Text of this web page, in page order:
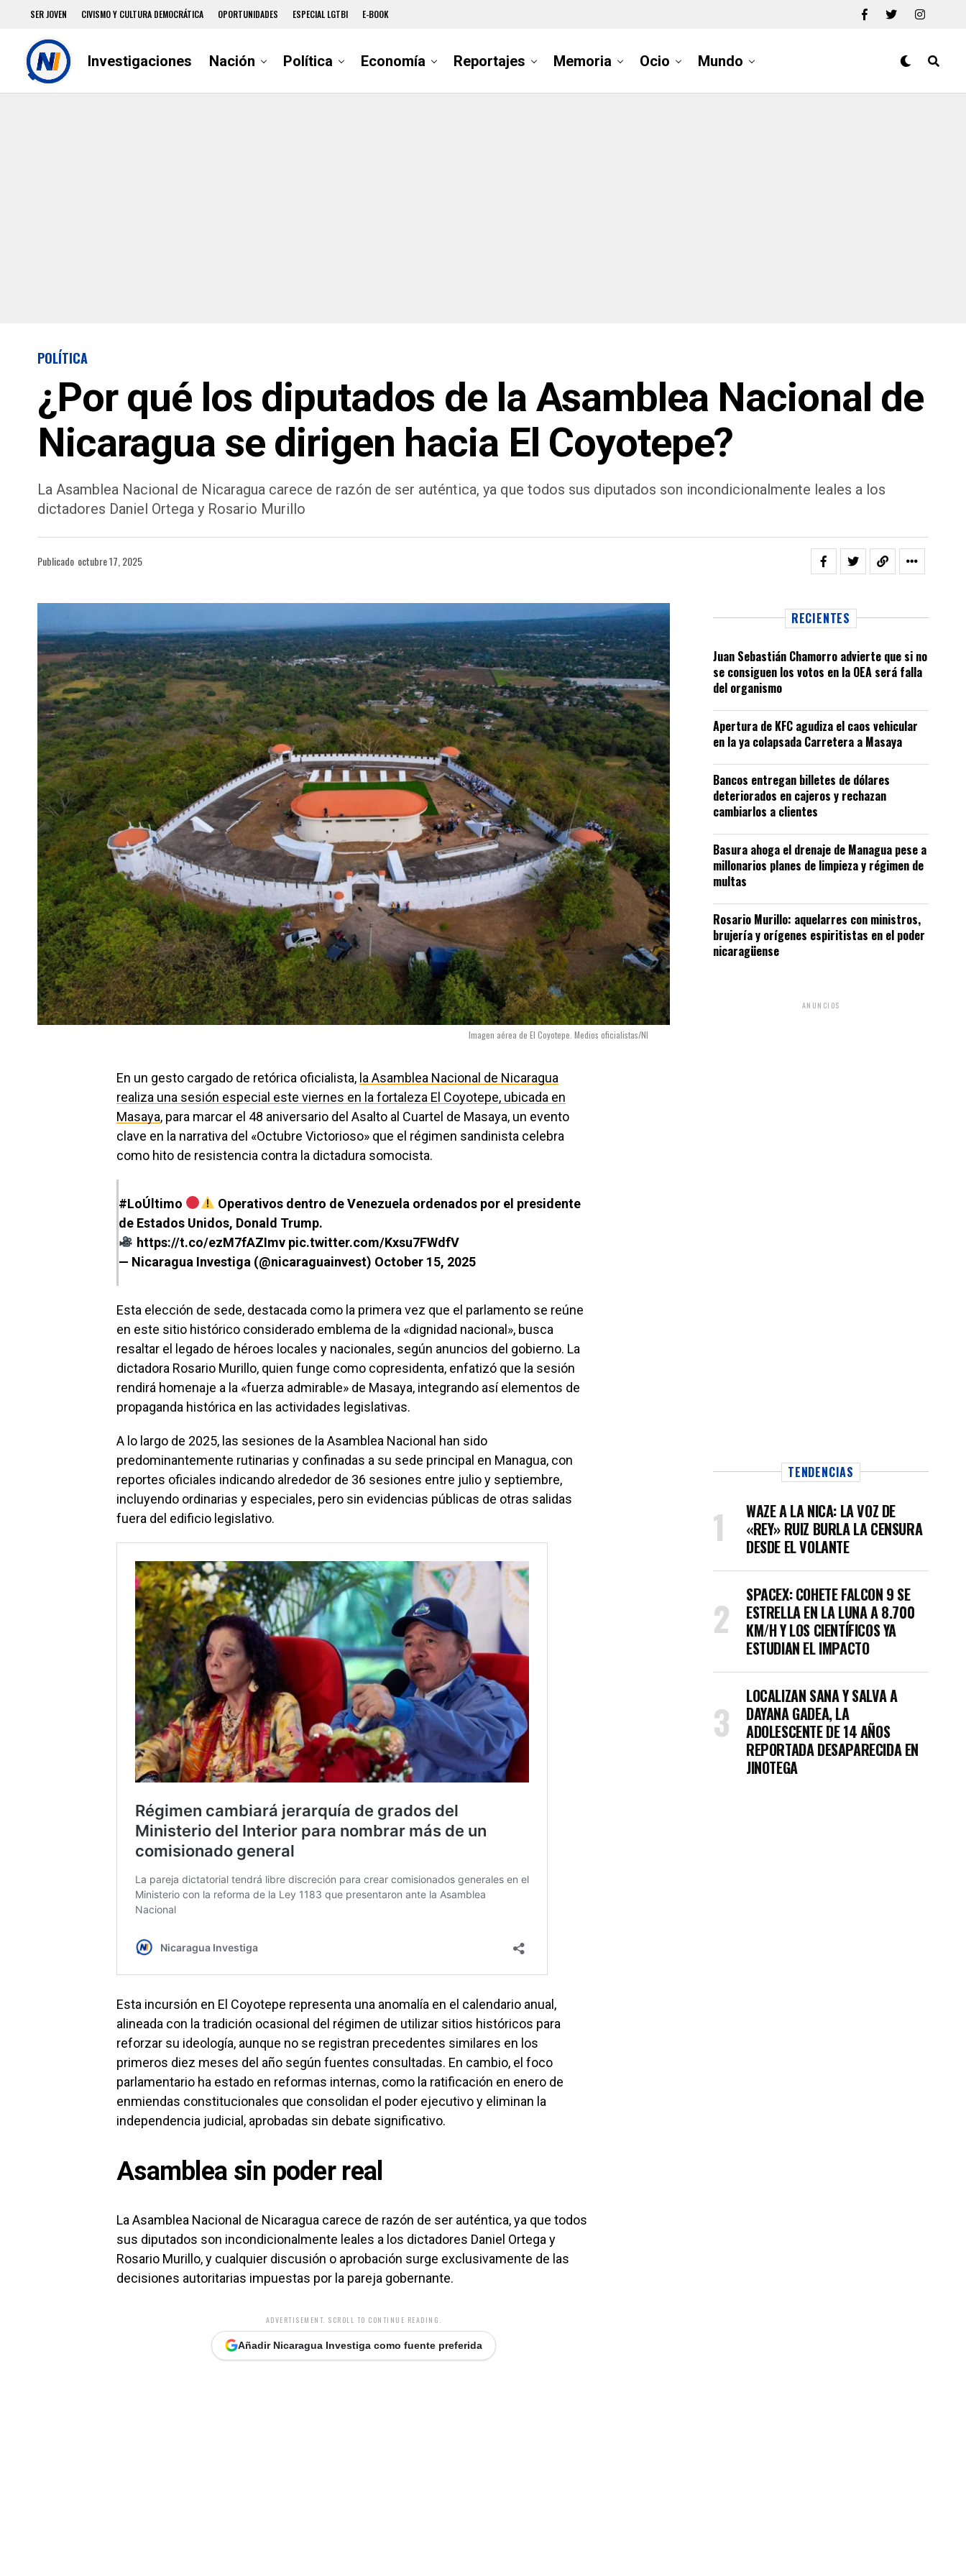
SER JOVEN CIVISMO Y CULTURA DEMOCRÁTICA OPORTUNIDADES ESPECIAL LGTBI E-BOOK
Investigaciones Nación Política Economía Reportajes Memoria Ocio Mundo
POLÍTICA
¿Por qué los diputados de la Asamblea Nacional de
Nicaragua se dirigen hacia El Coyotepe?
La Asamblea Nacional de Nicaragua carece de razón de ser auténtica, ya que todos sus diputados son incondicionalmente leales a los
dictadores Daniel Ortega y Rosario Murillo
Publicado octubre 17, 2025
Imagen aérea de El Coyotepe. Medios oficialistas/NI
En un gesto cargado de retórica oficialista, la Asamblea Nacional de Nicaragua
realiza una sesión especial este viernes en la fortaleza El Coyotepe, ubicada en
Masaya, para marcar el 48 aniversario del Asalto al Cuartel de Masaya, un evento
clave en la narrativa del «Octubre Victorioso» que el régimen sandinista celebra
como hito de resistencia contra la dictadura somocista.
#LoÚltimo
Operativos dentro de Venezuela ordenados por el presidente
de Estados Unidos, Donald Trump.
https://t.co/ezM7fAZImv pic.twitter.com/Kxsu7FWdfV
— Nicaragua Investiga (@nicaraguainvest) October 15, 2025
Esta elección de sede, destacada como la primera vez que el parlamento se reúne
en este sitio histórico considerado emblema de la «dignidad nacional», busca
resaltar el legado de héroes locales y nacionales, según anuncios del gobierno. La
dictadora Rosario Murillo, quien funge como copresidenta, enfatizó que la sesión
rendirá homenaje a la «fuerza admirable» de Masaya, integrando así elementos de
propaganda histórica en las actividades legislativas.
A lo largo de 2025, las sesiones de la Asamblea Nacional han sido
predominantemente rutinarias y confinadas a su sede principal en Managua, con
reportes oficiales indicando alrededor de 36 sesiones entre julio y septiembre,
incluyendo ordinarias y especiales, pero sin evidencias públicas de otras salidas
fuera del edificio legislativo.
Esta incursión en El Coyotepe representa una anomalía en el calendario anual,
alineada con la tradición ocasional del régimen de utilizar sitios históricos para
reforzar su ideología, aunque no se registran precedentes similares en los
primeros diez meses del año según fuentes consultadas. En cambio, el foco
parlamentario ha estado en reformas internas, como la ratificación en enero de
enmiendas constitucionales que consolidan el poder ejecutivo y eliminan la
independencia judicial, aprobadas sin debate significativo.
Asamblea sin poder real
La Asamblea Nacional de Nicaragua carece de razón de ser auténtica, ya que todos
sus diputados son incondicionalmente leales a los dictadores Daniel Ortega y
Rosario Murillo, y cualquier discusión o aprobación surge exclusivamente de las
decisiones autoritarias impuestas por la pareja gobernante.
ADVERTISEMENT. SCROLL TO CONTINUE READING.
Añadir Nicaragua Investiga como fuente preferida
RECIENTES
Juan Sebastián Chamorro advierte que si no
se consiguen los votos en la OEA será falla
del organismo
Apertura de KFC agudiza el caos vehicular
en la ya colapsada Carretera a Masaya
Bancos entregan billetes de dólares
deteriorados en cajeros y rechazan
cambiarlos a clientes
Basura ahoga el drenaje de Managua pese a
millonarios planes de limpieza y régimen de
multas
Rosario Murillo: aquelarres con ministros,
brujería y orígenes espiritistas en el poder
nicaragüense
ANUNCIOS
TENDENCIAS
WAZE A LA NICA: LA VOZ DE
«REY» RUIZ BURLA LA CENSURA
DESDE EL VOLANTE
SPACEX: COHETE FALCON 9 SE
ESTRELLA EN LA LUNA A 8.700
KM/H Y LOS CIENTÍFICOS YA
ESTUDIAN EL IMPACTO
LOCALIZAN SANA Y SALVA A
DAYANA GADEA, LA
ADOLESCENTE DE 14 AÑOS
REPORTADA DESAPARECIDA EN
JINOTEGA